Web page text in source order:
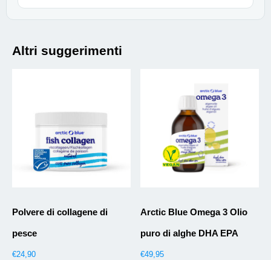
Altri suggerimenti
Polvere di collagene di
pesce
€24,90
Arctic Blue Omega 3 Olio
puro di alghe DHA EPA
€49,95